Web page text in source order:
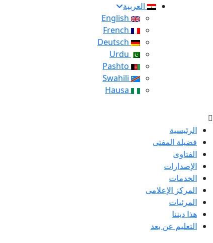
العربية
الرئيسية
فضيلة المفتى
الفتاوى
الإصدارات
الخدمات
المركز الإعلامى
المرئيات
هذا ديننا
التعليم عن بعد